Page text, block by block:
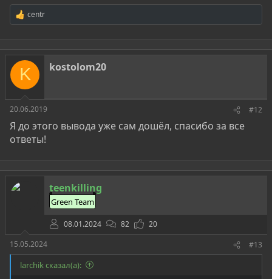
Р
е
а
ц
и
:
centr
K kostolom20
20.06.2019 #12
Я до этого вывода уже сам дошёл, спасибо за все
ответы!
teenkilling
Green Team
08.01.2024 82
20
15.05.2024
#13
larchik сказал(а):